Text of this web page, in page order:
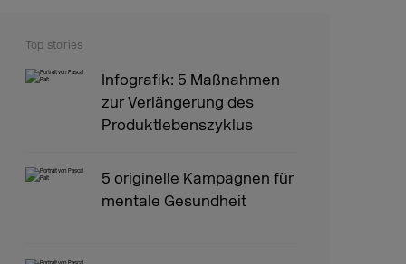
Top stories
Infografik: 5 Maßnahmen
zur Verlängerung des
Produktlebenszyklus
5 originelle Kampagnen für
mentale Gesundheit